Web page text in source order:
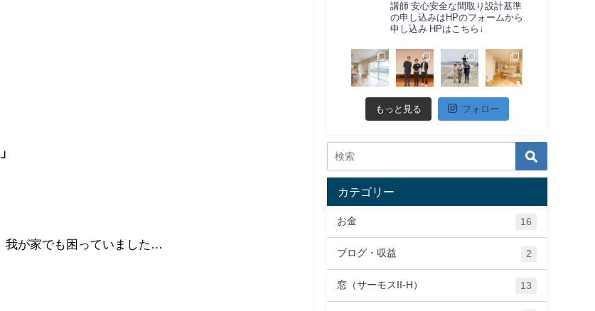
我が家でも困っていました…
講師 安心安全な間取り設計基準
の申し込みはHPのフォームから
申し込み HPはこちら↓
もっと見る フォロー
カテゴリー
お金 16
ブログ・収益 2
窓（サーモスII-H） 13